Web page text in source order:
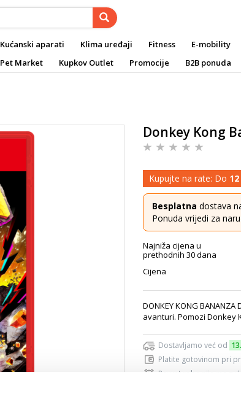
Kućanski aparati Klima uređaji Fitness E-mobility
Pet Market Kupkov Outlet Promocije B2B ponuda
Donkey Kong
Kupujte na rate: Do
Besplatna dostava
Ponuda vrijedi za
Najniža cijena u
prethodnih 30 dana
Cijena
DONKEY KONG
avanturi. Pomozi Donkey
Dostavljamo već od
Platite gotovinom pri
Povrat robe nije moguć